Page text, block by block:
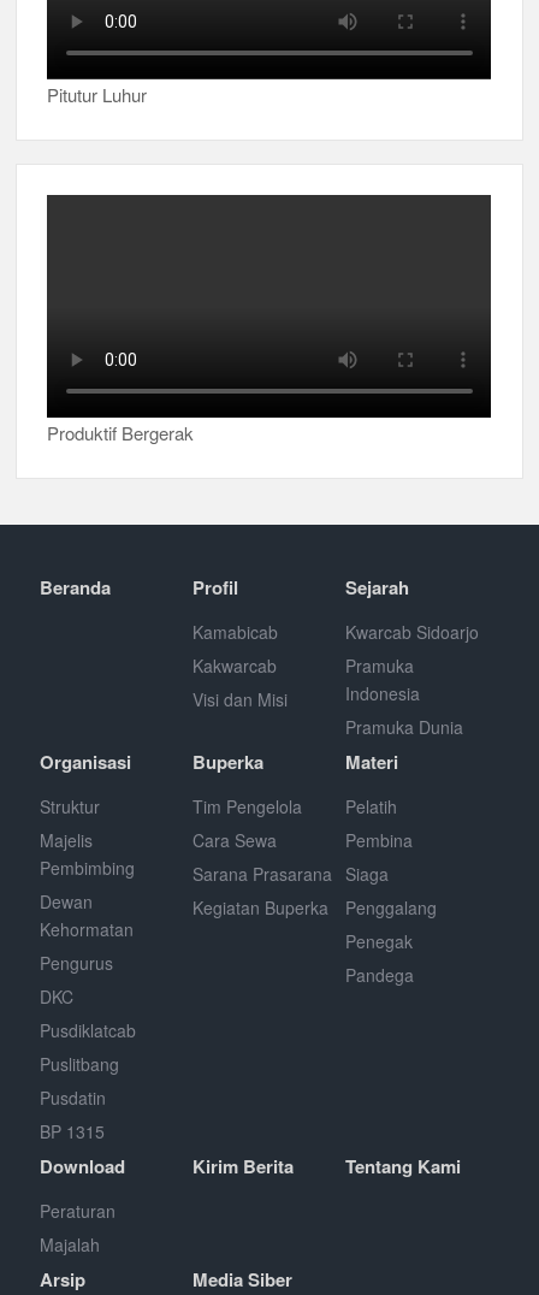
Pitutur Luhur
Produktif Bergerak
Beranda Profil
Kamabicab
Kakwarcab
Visi dan Misi
Sejarah
Kwarcab Sidoarjo
Pramuka
Indonesia
Pramuka Dunia
Organisasi
Struktur
Majelis
Pembimbing
Dewan
Kehormatan
Pengurus
DKC
Pusdiklatcab
Puslitbang
Pusdatin
BP 1315
Buperka
Tim Pengelola
Cara Sewa
Sarana Prasarana
Kegiatan Buperka
Materi
Pelatih
Pembina
Siaga
Penggalang
Penegak
Pandega
Download
Peraturan
Majalah
Kirim Berita Tentang Kami
Arsip Media Siber